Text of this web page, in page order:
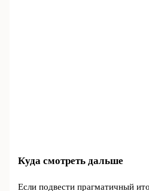
Куда смотреть дальше
Если подвести прагматичный